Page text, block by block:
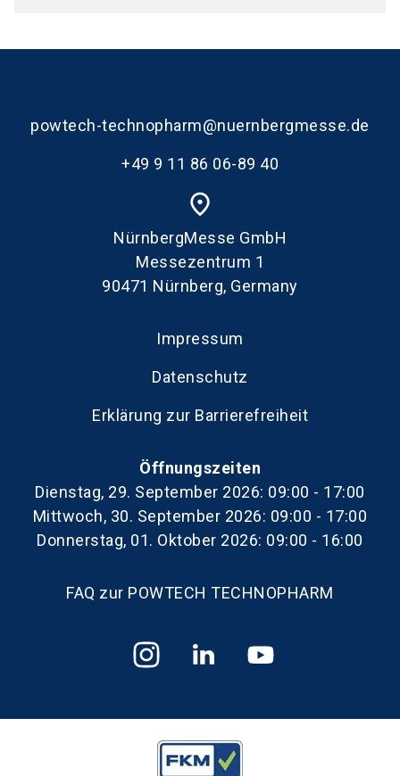
powtech-technopharm@nuernbergmesse.de
+49 9 11 86 06-89 40
place
NürnbergMesse GmbH
Messezentrum 1
90471 Nürnberg, Germany
Impressum
Datenschutz
Erklärung zur Barrierefreiheit
Öffnungszeiten
Dienstag, 29. September 2026: 09:00 - 17:00
Mittwoch, 30. September 2026: 09:00 - 17:00
Donnerstag, 01. Oktober 2026: 09:00 - 16:00
FAQ zur POWTECH TECHNOPHARM